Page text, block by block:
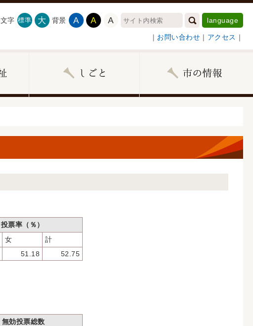
文字 標準 大 背景 A A A language
｜ お問い合わせ ｜ アクセス ｜
投票率（％）
女
計
51.18 52.75
無効投票総数